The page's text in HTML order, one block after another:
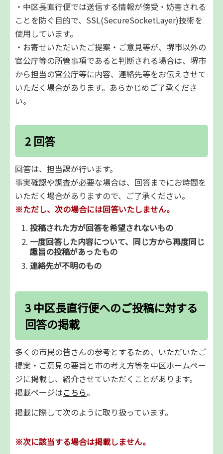
・中区長直行便では送信する情報が傍受・妨害される
ことを防ぐ目的で、SSL(SecureSocketLayer)技術を
使用しています。
・お寄せいただいたご提案・ご意見等が、堺市以外の
官公庁等の所管事項であると判断される場合は、堺市
から担当の官公庁等に内容、連絡先等をお伝えさせて
いただく場合があります。あらかじめご了承くださ
い。
2 回答
回答は、担当課が行います。
事実確認や調査が必要な場合は、回答までにお時間を
いただく場合がありますので、ご了承ください。
※ただし、次の場合には回答いたしません。
投稿された方が回答を希望されないもの
一度回答した内容について、同じ方から再度同じ
趣旨の投稿があったもの
連絡先が不明のもの
3 中区長直行便へのご投稿に対する
回答の掲載
多くの市民の皆さんの参考とするため、いただいたご
提案・ご意見の要旨と市の考え方等を中区ホームペー
ジに掲載し、紹介させていただくことがあります。
掲載ページはこちら。
掲載に際して次のように取り扱っています。
※次に該当する場合は掲載しません。